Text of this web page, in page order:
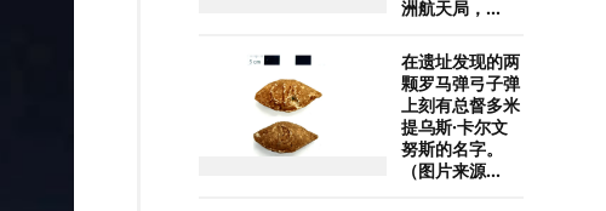
洲航天局，...
在遗址发现的两
颗罗马弹弓子弹
上刻有总督多米
提乌斯·卡尔文
努斯的名字。
（图片来源...